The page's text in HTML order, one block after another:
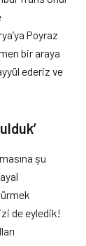
Poyraz
bir araya
ederiz ve
şu
de eyledik!